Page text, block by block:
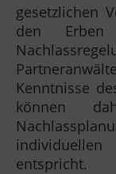
gesetzlichen
den
Kenntnisse
können
entspricht.